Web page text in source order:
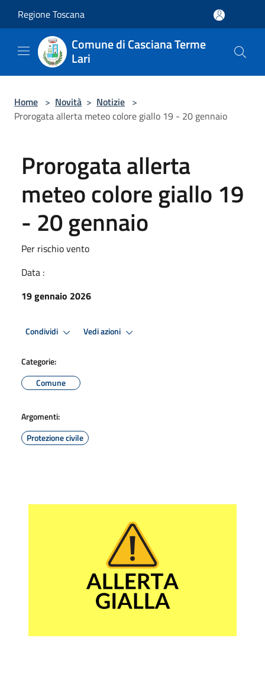
Regione Toscana
Comune di Casciana Terme
Lari
Home > Novità > Notizie >
Prorogata allerta meteo colore giallo 19 - 20 gennaio
Prorogata allerta
meteo colore giallo 19
- 20 gennaio
Per rischio vento
Data :
19 gennaio 2026
Condividi Vedi azioni
Categorie:
Comune
Argomenti:
Protezione civile